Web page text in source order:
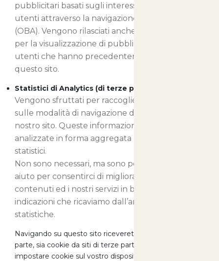
pubblicitari basati sugli interessi manifestati dagli
utenti attraverso la navigazione in internet
(OBA). Vengono rilasciati anche cookie utilizzati
per la visualizzazione di pubblicità mirate a
utenti che hanno precedentemente visitato
questo sito.
Statistici di Analytics (di terze parti)
Vengono sfruttati per raccogliere informazioni
sulle modalità di navigazione degli utenti sul
nostro sito. Queste informazioni vengono
analizzate in forma aggregata per soli fini
statistici.
Non sono necessari, ma sono per noi di grande
aiuto per consentirci di migliorare i nostri
contenuti ed i nostri servizi in base alle
indicazioni che ricaviamo dall’analisi delle
statistiche.
Navigando su questo sito riceverete sia cookie di prima
parte, sia cookie da siti di terze parti, i quali potranno
impostare cookie sul vostro dispositivo per nostro